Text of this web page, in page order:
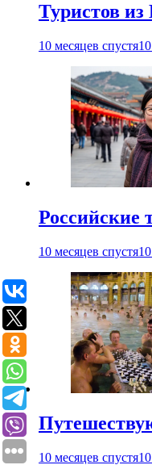
Туристов
10 месяцев спустя
Российские
10 месяцев спустя
10 месяцев спустя